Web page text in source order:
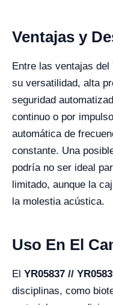
Ventajas y
Entre las ventajas del
su versatilidad, alta
seguridad
continuo o por
automática de
constante. Una
podría no ser ideal
limitado, aunque la
la molestia acústica.
Uso En El
El YR05837 //
disciplinas, como